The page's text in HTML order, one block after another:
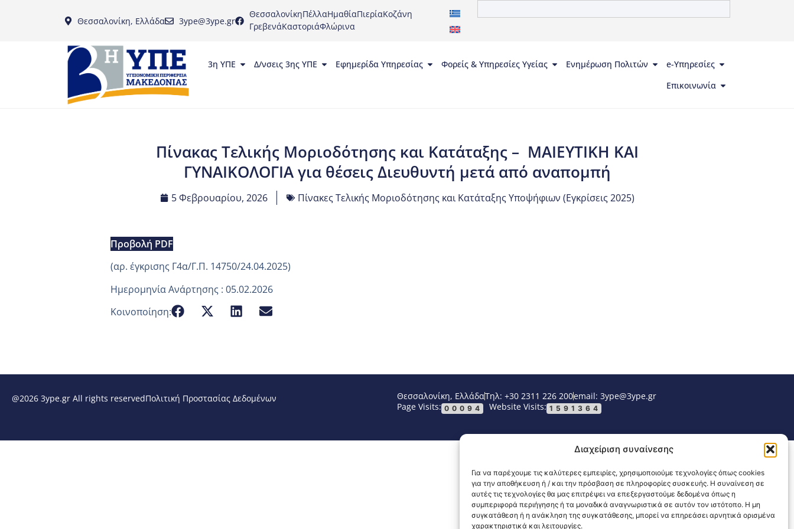
Διαχείριση συναίνεσης
Για να παρέχουμε τις καλύτερες εμπειρίες, χρησιμοποιούμε τεχνολογίες όπως cookies
για την αποθήκευση ή / και την πρόσβαση σε πληροφορίες συσκευής. Η συναίνεση σε
αυτές τις τεχνολογίες θα μας επιτρέψει να επεξεργαστούμε δεδομένα όπως η
συμπεριφορά περιήγησης ή τα μοναδικά αναγνωριστικά σε αυτόν τον ιστότοπο. Η μη
συγκατάθεση ή η ανάκληση της συγκατάθεσης, μπορεί να επηρεάσει αρνητικά ορισμένα
χαρακτηριστικά και λειτουργίες.
Θεσσαλονίκη, Ελλάδα 3ype@3ype.gr
ΘεσσαλονίκηΠέλλαΗμαθίαΠιερίαΚοζάνη
ΓρεβενάΚαστοριάΦλώρινα
3η ΥΠΕ Δ/νσεις 3ης ΥΠΕ Εφημερίδα Υπηρεσίας Φορείς & Υπηρεσίες Υγείας Ενημέρωση Πολιτών
e-Υπηρεσίες
Επικοινωνία
Πίνακας Τελικής Μοριοδότησης και Κατάταξης – ΜΑΙΕΥΤΙΚΗ ΚΑΙ
ΓΥΝΑΙΚΟΛΟΓΙΑ για θέσεις Διευθυντή μετά από αναπομπή
5 Φεβρουαρίου, 2026 Πίνακες Τελικής Μοριοδότησης και Κατάταξης Υποψήφιων (Εγκρίσεις 2025)
Προβολή PDF
(αρ. έγκρισης Γ4α/Γ.Π. 14750/24.04.2025)
Ημερομηνία Ανάρτησης : 05.02.2026
Κοινοποίηση:
@2026 3ype.gr All rights reservedΠολιτική Προστασίας Δεδομένων Θεσσαλονίκη, ΕλλάδαΤηλ: +30 2311 226 200email: 3ype@3ype.gr
Page Visits: 00094 Website Visits: 1591364